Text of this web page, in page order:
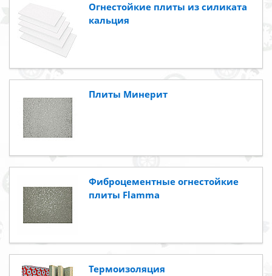
Огнестойкие плиты из силиката
кальция
Плиты Минерит
Фиброцементные огнестойкие
плиты Flamma
Термоизоляция